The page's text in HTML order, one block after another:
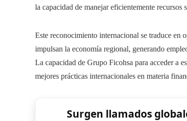
la capacidad de manejar eficientemente recursos
Este reconocimiento internacional se traduce en
impulsan la economía regional, generando
La capacidad de Grupo Ficohsa para acceder a
mejores prácticas internacionales en materia
Surgen llamados